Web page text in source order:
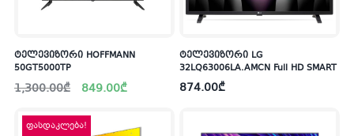
ტელევიზორი HOFFMANN
50GT5000TP
1,300.00₾
Original
price
1,300.00₾.
849.00₾
Current
price
849.00₾.
ტელევიზორი LG
32LQ63006LA.AMCN Full HD SMART
874.00₾
ფასდაკლება!